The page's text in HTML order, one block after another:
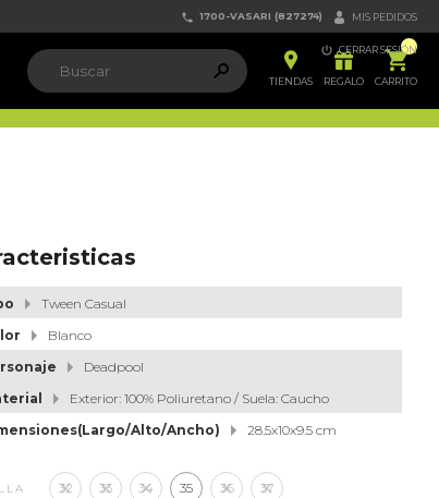
 1700-VASARI (827274)  MIS PEDIDOS
 CERRAR SESIÓN
 
TIENDAS

REGALO
ຐ
CARRITO
Tween Casual
Blanco
Deadpool
Exterior: 100% Poliuretano / Suela: Caucho
Alto/Ancho)
28.5x10x9.5 cm
32 33 34 35 36 37